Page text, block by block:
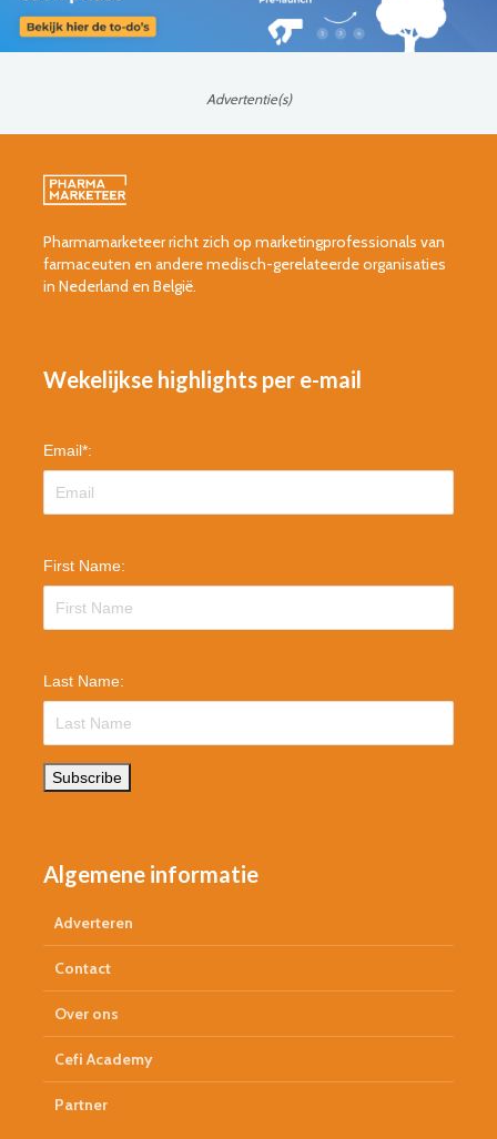
Advertentie(s)
Pharmamarketeer richt zich op marketingprofessionals van
farmaceuten en andere medisch-gerelateerde organisaties
in Nederland en België.
Wekelijkse highlights per e-mail
Email*:
First Name:
Last Name:
Subscribe
Algemene informatie
Adverteren
Contact
Over ons
Cefi Academy
Partner